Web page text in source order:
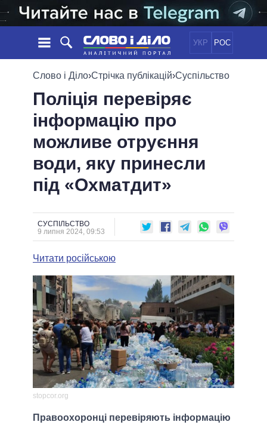
УКР РОС
НОВИНИ
СТРІЧКА
ПОДІЇ
СТАТТІ
ОГЛЯДИ
ДАЙДЖЕСТИ
ПОЛІТИКА
ЕКОНОМІКА
СУСПІЛЬСТВО
СВІТ
ОБIЦЯНКИ
ПОЛIТИКИ
ПРЕЗИДЕНТ І ОФІС
ВЕРХОВНА РАДА
ГОЛОВИ ОБЛАДМІНІСТРАЦІЙ
МЕРИ МІСТ
ВСІ ПЕРСОНИ
ІНФОГРАФІКА
ВІДЕО
ПОРІВНЯННЯ ПОЛІТИКІВ
Слово і Діло›Стрічка публікацій›Суспільство
Поліція перевіряє
інформацію про
можливе отруєння
води, яку принесли
під «Охматдит»
СУСПІЛЬСТВО
9 липня 2024, 09:53
Читати російською
stopcor.org
Правоохоронці перевіряють інформацію